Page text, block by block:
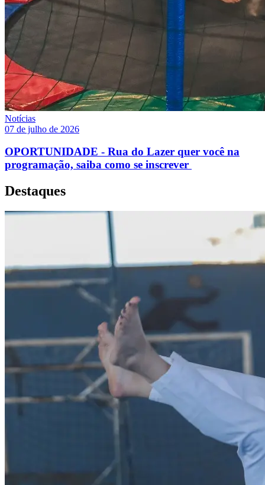
Notícias
07 de julho de 2026
OPORTUNIDADE - Rua do Lazer quer você na
programação, saiba como se inscrever
Destaques